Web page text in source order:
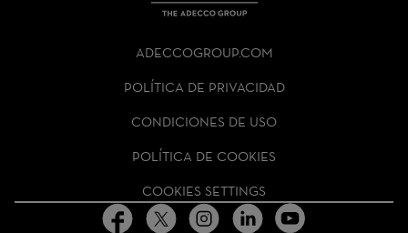
GROUP
HOMEPAGE
ADECCOGROUP.COM
POLÍTICA DE PRIVACIDAD
CONDICIONES DE USO
POLÍTICA DE COOKIES
COOKIES SETTINGS